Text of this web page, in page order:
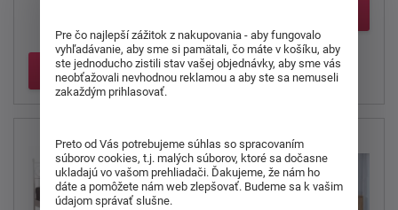
lamelový rošt ...
Detail
Pre čo najlepší zážitok z nakupovania - aby fungovalo
vyhľadávanie, aby sme si pamätali, čo máte v košíku, aby
ste jednoducho zistili stav vašej objednávky, aby sme vás
neobťažovali nevhodnou reklamou a aby ste sa nemuseli
zakaždým prihlasovať.
Preto od Vás potrebujeme súhlas so spracovaním
súborov cookies, t.j. malých súborov, ktoré sa dočasne
ukladajú vo vašom prehliadači. Ďakujeme, že nám ho
dáte a pomôžete nám web zlepšovať. Budeme sa k vašim
údajom správať slušne.